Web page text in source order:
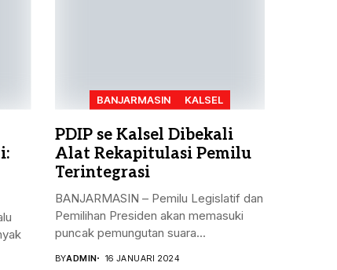
BANJARMASIN KALSEL
PDIP se Kalsel Dibekali
Alat Rekapitulasi Pemilu
Terintegrasi
BANJARMASIN – Pemilu Legislatif dan
Pemilihan Presiden akan memasuki
puncak pemungutan suara...
BYADMIN 16 JANUARI 2024